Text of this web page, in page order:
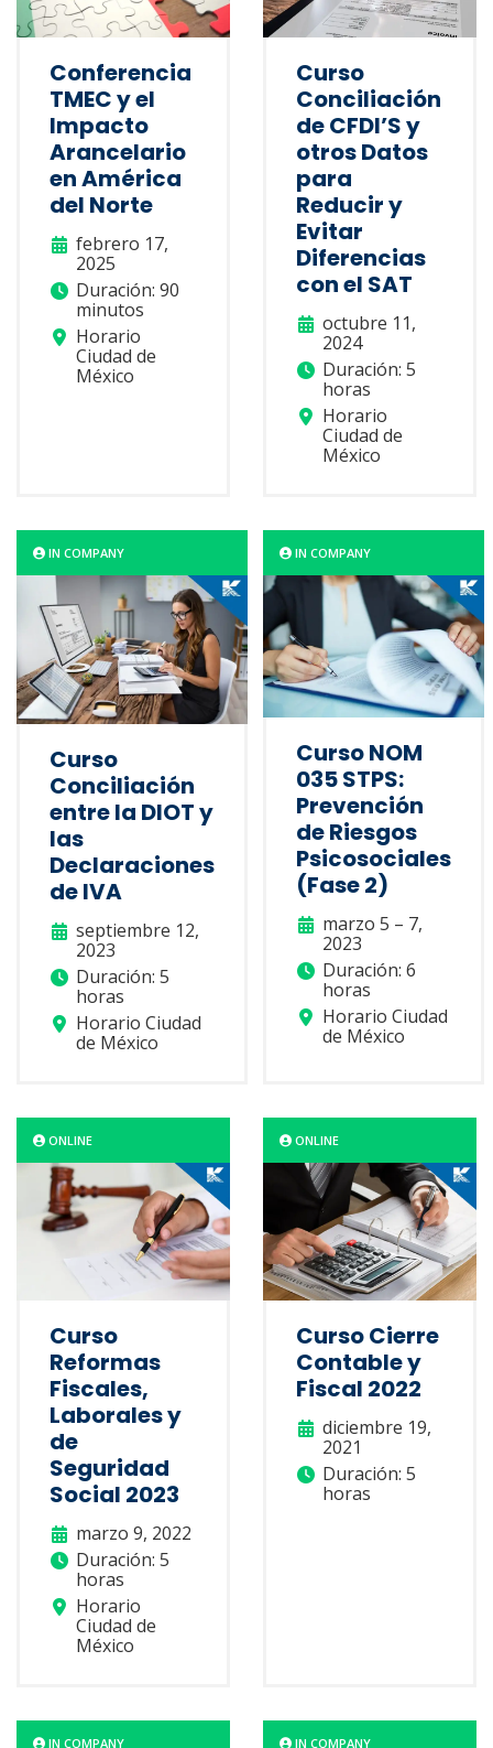
Conferencia
TMEC y el
Impacto
Arancelario
en América
del Norte
febrero 17,
2025
Duración: 90
minutos
Horario
Ciudad de
México
Curso
Conciliación
de CFDI’S y
otros Datos
para
Reducir y
Evitar
Diferencias
con el SAT
octubre 11,
2024
Duración: 5
horas
Horario
Ciudad de
México
IN COMPANY
Curso
Conciliación
entre la DIOT y
las
Declaraciones
de IVA
septiembre 12,
2023
Duración: 5
horas
Horario Ciudad
de México
IN COMPANY
Curso NOM
035 STPS:
Prevención
de Riesgos
Psicosociales
(Fase 2)
marzo 5 – 7,
2023
Duración: 6
horas
Horario Ciudad
de México
ONLINE
Curso
Reformas
Fiscales,
Laborales y
de
Seguridad
Social 2023
marzo 9, 2022
Duración: 5
horas
Horario
Ciudad de
México
ONLINE
Curso Cierre
Contable y
Fiscal 2022
diciembre 19,
2021
Duración: 5
horas
IN COMPANY IN COMPANY